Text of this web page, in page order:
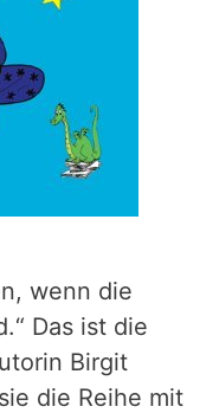
wenn die
Das ist die
Birgit
die Reihe mit